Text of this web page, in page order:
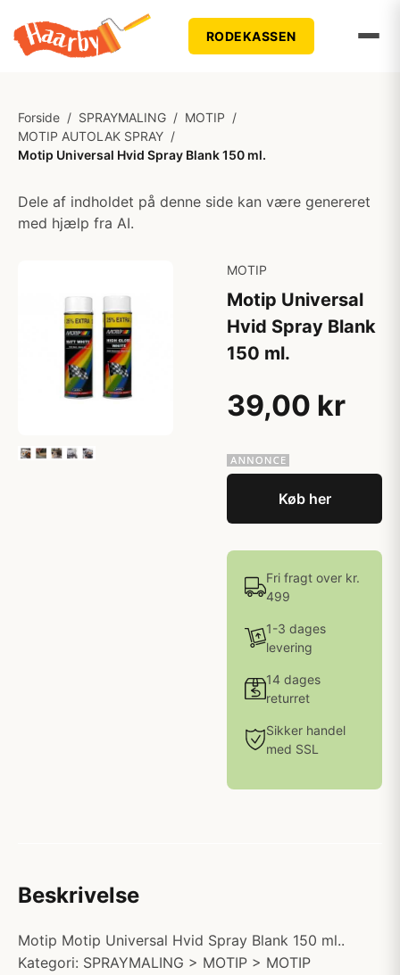
RODEKASSEN
Forside / SPRAYMALING / MOTIP /
MOTIP AUTOLAK SPRAY /
Motip Universal Hvid Spray Blank 150 ml.
Dele af indholdet på denne side kan være genereret
med hjælp fra AI.
MOTIP
Motip Universal
Hvid Spray Blank
150 ml.
39,00 kr
Køb her
Fri fragt over kr.
499
1-3 dages
levering
14 dages
returret
Sikker handel
med SSL
Beskrivelse
Motip Motip Universal Hvid Spray Blank 150 ml..
Kategori: SPRAYMALING > MOTIP > MOTIP